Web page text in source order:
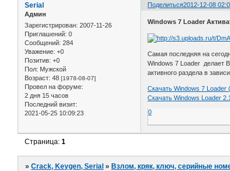
Поделиться2012-12-08
Serial
Админ
Зарегистрирован: 2007-11-26
Приглашений: 0
Сообщений: 284
Уважение: +0
Позитив: +0
Пол: Мужской
Возраст: 48 [1978-08-07]
Провел на форуме:
2 дня 15 часов
Последний визит:
2021-05-25 10:09:23
Windows 7 Loader
Самая последняя на
Windows 7 Loader делает
активного раздела в
Скачать Windows 7 Loader
Скачать Windows Loader
0
Страница:1
»Crack, Keygen, Serial »Взлом, кряк, ключ, серийные